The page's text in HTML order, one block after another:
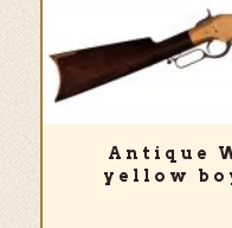
Antique
yellow